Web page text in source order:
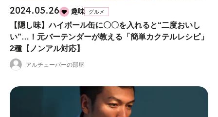
2024.05.26 趣味 グルメ
【隠し味】ハイボール缶に〇〇を入れると“二度おいし
い”…！元バーテンダーが教える「簡単カクテルレシピ」
2種【ノンアル対応】
アルチューバーの部屋